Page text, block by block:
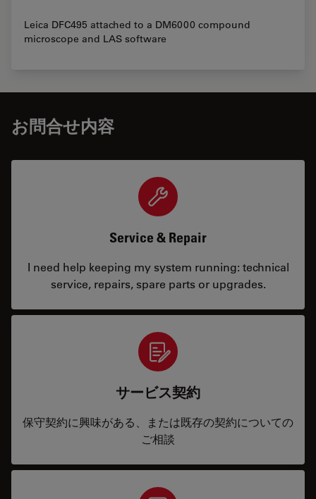
Leica DFC495 attached to a DM6000 compound
microscope and LAS software
お問合せ内容
Service & Repair
I need help keeping my system running: technical
service, repairs, spare parts or upgrades.
サービス契約
保守契約に興味がある、または既存の契約についての
ご相談